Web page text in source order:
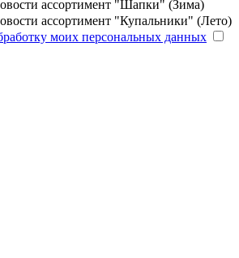
ассортимент "Шапки" (Зима)
ассортимент "Купальники" (Лето)
моих персональных данных